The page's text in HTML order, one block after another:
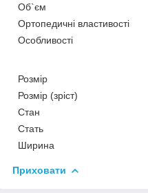
Об`єм
Ортопедичні властивості
Особливості
Розмір
Розмір (зріст)
Стан
Стать
Ширина
Приховати